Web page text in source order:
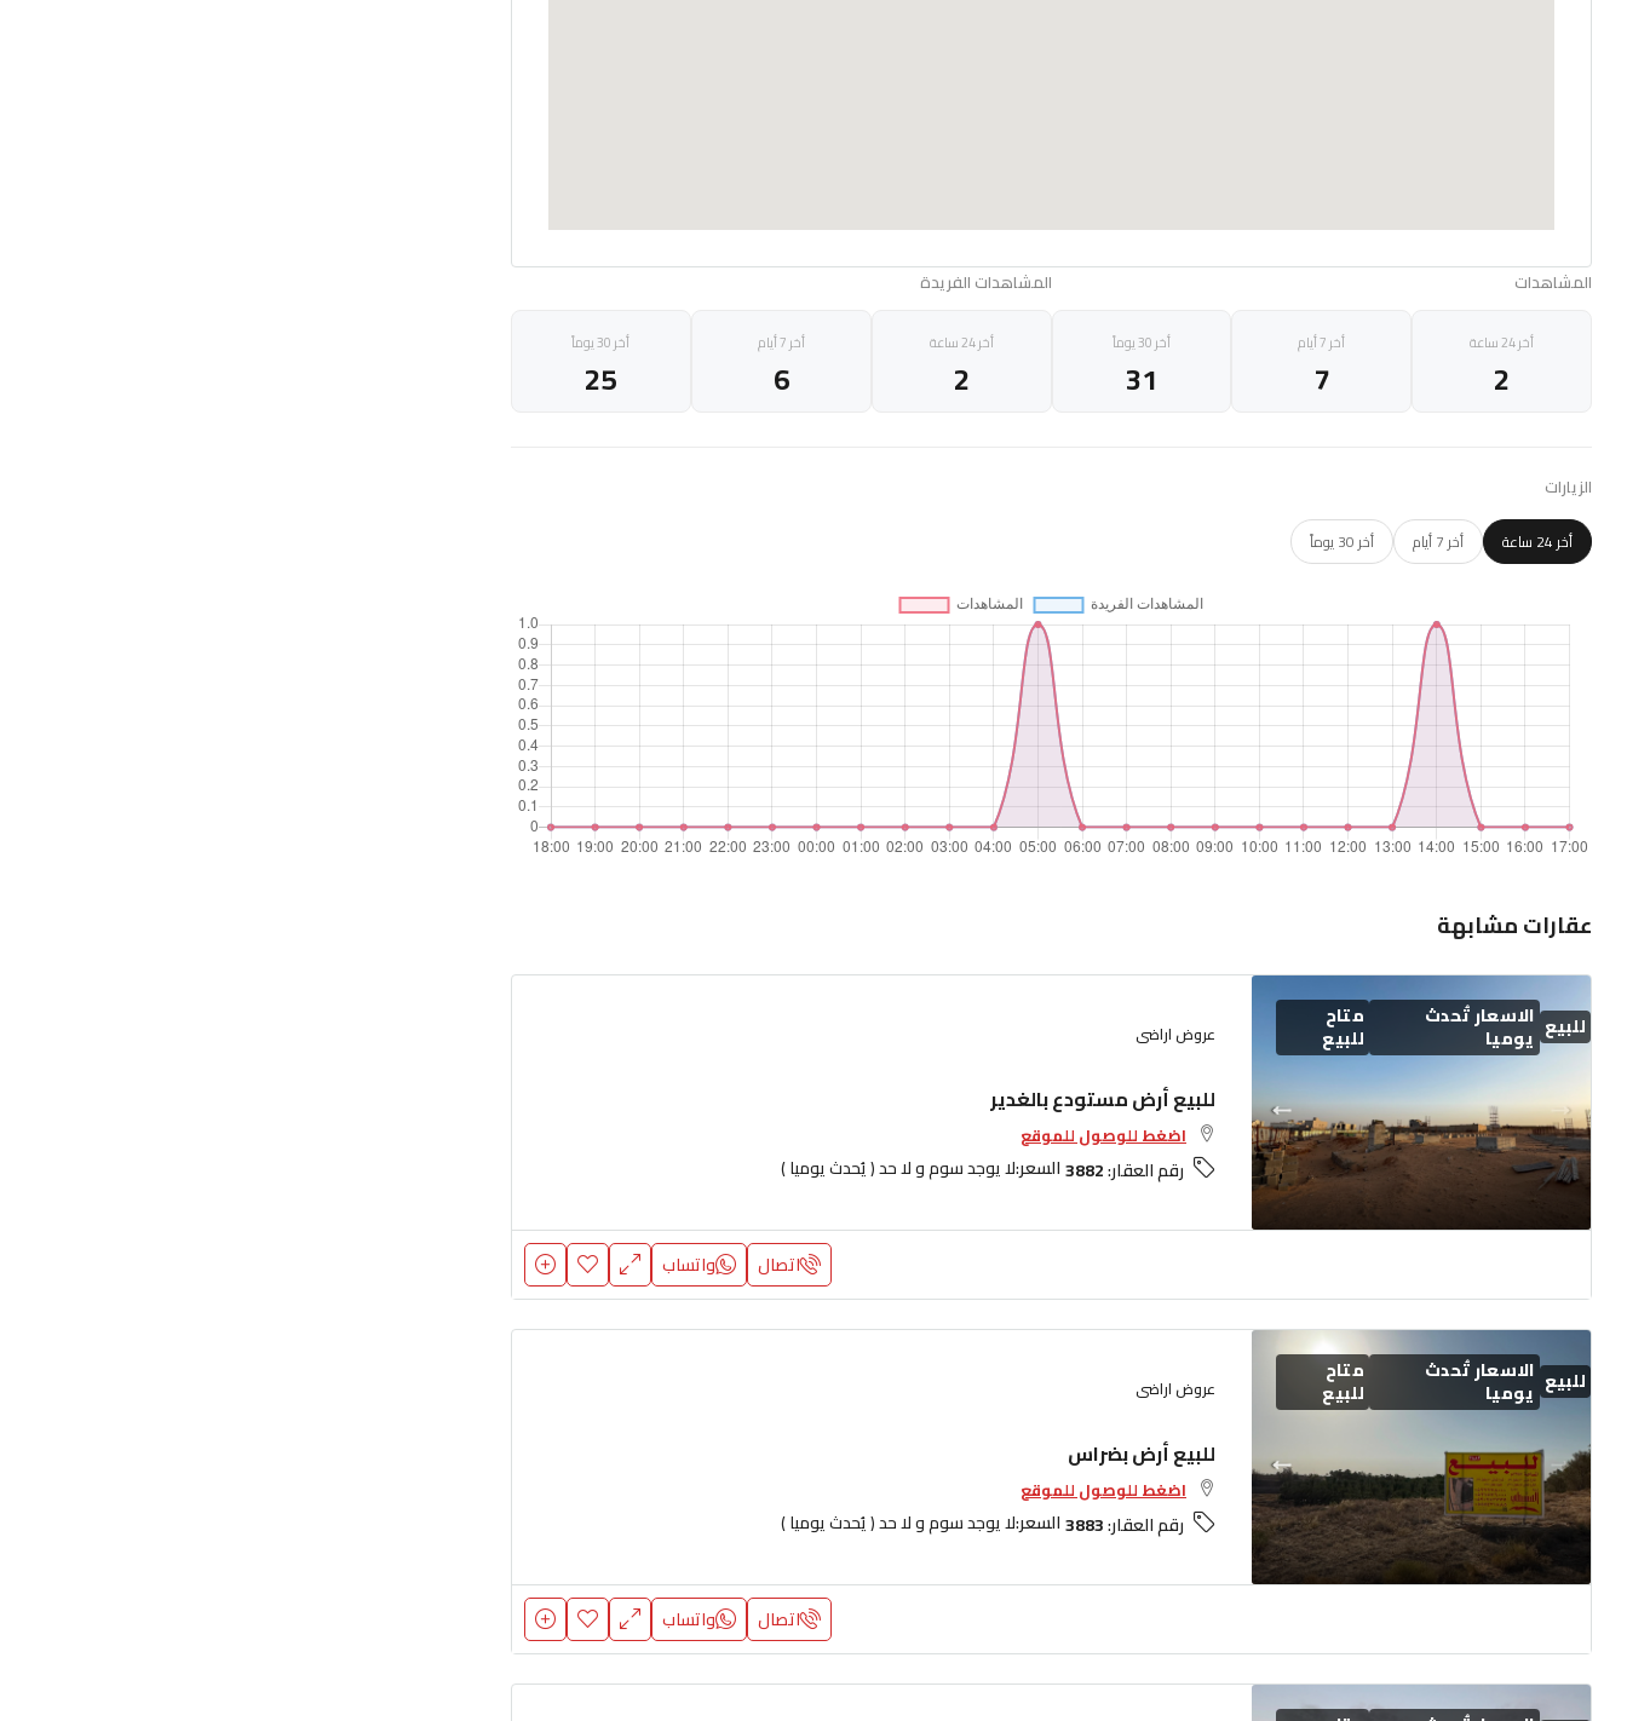
المشاهدات
أخر 24 ساعة
2
أخر 7 أيام
7
أخر 30 يوماً
31
المشاهدات الفريدة
أخر 24 ساعة
2
أخر 7 أيام
6
أخر 30 يوماً
25
الزيارات
أخر 24 ساعة أخر 7 أيام أخر 30 يوماً
عقارات مشابهة
للبيع الاسعار تُحدث
يوميا
متاح
للبيع عروض اراضى
للبيع أرض مستودع بالغدير
اضغط للوصول للموقع
رقم العقار:3882السعر:لا يوجد سوم و لا حد ( يُحدث يوميا )
اتصال واتساب
للبيع الاسعار تُحدث
يوميا
متاح
للبيع عروض اراضى
للبيع أرض بضراس
اضغط للوصول للموقع
رقم العقار:3883السعر:لا يوجد سوم و لا حد ( يُحدث يوميا )
اتصال واتساب